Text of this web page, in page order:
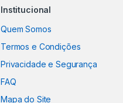
Institucional
Quem Somos
Termos e Condições
Privacidade e Segurança
FAQ
Mapa do Site